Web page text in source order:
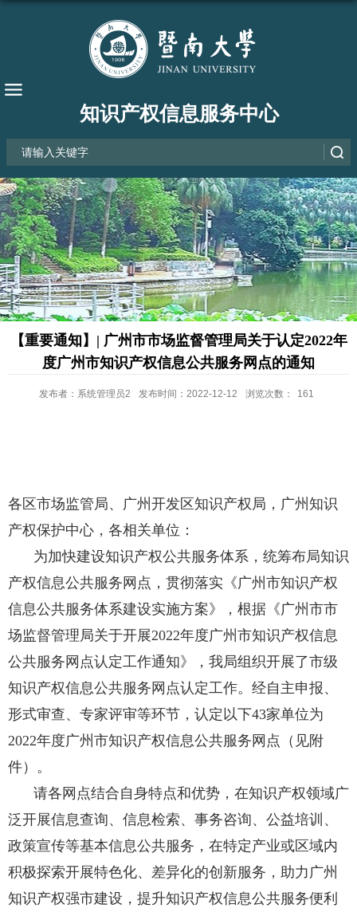
知识产权信息服务中心
【重要通知】| 广州市市场监督管理局关于认定2022年
度广州市知识产权信息公共服务网点的通知
发布者：系统管理员2 发布时间：2022-12-12 浏览次数： 161
各区市场监管局、广州开发区知识产权局，广州知识
产权保护中心，各相关单位：
为加快建设知识产权公共服务体系，统筹布局知识
产权信息公共服务网点，贯彻落实《广州市知识产权
信息公共服务体系建设实施方案》，根据《广州市市
场监督管理局关于开展2022年度广州市知识产权信息
公共服务网点认定工作通知》，我局组织开展了市级
知识产权信息公共服务网点认定工作。经自主申报、
形式审查、专家评审等环节，认定以下43家单位为
2022年度广州市知识产权信息公共服务网点（见附
件）。
请各网点结合自身特点和优势，在知识产权领域广
泛开展信息查询、信息检索、事务咨询、公益培训、
政策宣传等基本信息公共服务，在特定产业或区域内
积极探索开展特色化、差异化的创新服务，助力广州
知识产权强市建设，提升知识产权信息公共服务便利